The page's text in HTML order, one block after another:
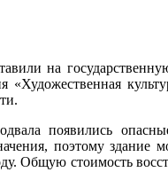
на
«Художественная
появились
поэтому здание
Общую стоимость